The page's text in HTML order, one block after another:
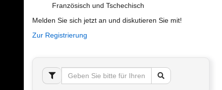
Französisch und Tschechisch
Melden Sie sich jetzt an und diskutieren Sie mit!
Zur Registrierung